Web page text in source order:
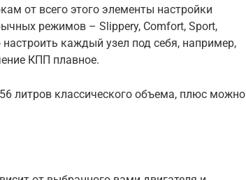
от всего этого элементы настройки
режимов – Slippery, Comfort, Sport,
каждый узел под себя, например,
КПП плавное.
литров классического объема, плюс можно